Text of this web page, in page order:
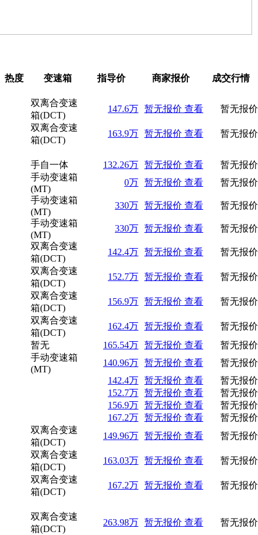
热度 变速箱 指导价 商家报价 成交行情
双离合变速
箱(DCT)
147.6万 暂无报价 查看 暂无报价
双离合变速
箱(DCT)
163.9万 暂无报价 查看 暂无报价
手自一体 132.26万 暂无报价 查看 暂无报价
手动变速箱
(MT)
0万 暂无报价 查看 暂无报价
手动变速箱
(MT)
330万 暂无报价 查看 暂无报价
手动变速箱
(MT)
330万 暂无报价 查看 暂无报价
双离合变速
箱(DCT)
142.4万 暂无报价 查看 暂无报价
双离合变速
箱(DCT)
152.7万 暂无报价 查看 暂无报价
双离合变速
箱(DCT)
156.9万 暂无报价 查看 暂无报价
双离合变速
箱(DCT)
162.4万 暂无报价 查看 暂无报价
暂无 165.54万 暂无报价 查看 暂无报价
手动变速箱
(MT)
140.96万 暂无报价 查看 暂无报价
142.4万 暂无报价 查看 暂无报价
152.7万 暂无报价 查看 暂无报价
156.9万 暂无报价 查看 暂无报价
167.2万 暂无报价 查看 暂无报价
双离合变速
箱(DCT)
149.96万 暂无报价 查看 暂无报价
双离合变速
箱(DCT)
163.03万 暂无报价 查看 暂无报价
双离合变速
箱(DCT)
167.2万 暂无报价 查看 暂无报价
双离合变速
箱(DCT)
263.98万 暂无报价 查看 暂无报价